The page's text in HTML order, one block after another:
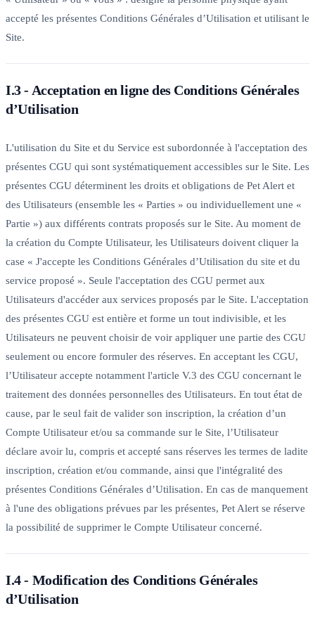
accepté les présentes Conditions Générales d’Utilisation et utilisant le
Site.
I.3 - Acceptation en ligne des Conditions Générales
d’Utilisation
L'utilisation du Site et du Service est subordonnée à l'acceptation des
présentes CGU qui sont systématiquement accessibles sur le Site. Les
présentes CGU déterminent les droits et obligations de Pet Alert et
des Utilisateurs (ensemble les « Parties » ou individuellement une «
Partie ») aux différents contrats proposés sur le Site. Au moment de
la création du Compte Utilisateur, les Utilisateurs doivent cliquer la
case « J'accepte les Conditions Générales d’Utilisation du site et du
service proposé ». Seule l'acceptation des CGU permet aux
Utilisateurs d'accéder aux services proposés par le Site. L'acceptation
des présentes CGU est entière et forme un tout indivisible, et les
Utilisateurs ne peuvent choisir de voir appliquer une partie des CGU
seulement ou encore formuler des réserves. En acceptant les CGU,
l’Utilisateur accepte notamment l'article V.3 des CGU concernant le
traitement des données personnelles des Utilisateurs. En tout état de
cause, par le seul fait de valider son inscription, la création d’un
Compte Utilisateur et/ou sa commande sur le Site, l’Utilisateur
déclare avoir lu, compris et accepté sans réserves les termes de ladite
inscription, création et/ou commande, ainsi que l'intégralité des
présentes Conditions Générales d’Utilisation. En cas de manquement
à l'une des obligations prévues par les présentes, Pet Alert se réserve
la possibilité de supprimer le Compte Utilisateur concerné.
I.4 - Modification des Conditions Générales
d’Utilisation